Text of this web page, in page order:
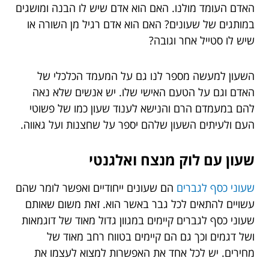
האדם העומד מולנו. האם הוא אדם שיש לו הבנה ומושגים
במותגים של שעונים? האם הוא אדם רגיל מן השורה או
שיש לו סטייל אחר וגובה?
השעון למעשה מספר לנו גם על המעמד הכלכלי של
האדם וגם על הטעם האישי שלו. יש אנשים שלא נאה
להם במעמדם הרם והנישא לענוד שעון כמו של פשוטי
העם ולעיתים השעון שלהם יספר על שחצנות ועל גאווה.
שעון עם לוק מנצח ואלגנטי
שעוני כסף לגברים הם שעונים ייחודיים ואפשר לומר שהם
עשויים להתאים לכל גבר באשר הוא. זאת משום שאותם
שעוני כסף לגברים קיימים במגוון גדול מאוד של דוגמאות
ושל דגמים וכך גם הם קיימים בטווח רחב מאוד של
מחירים. יש לכל אחד את האפשרות למצוא לעצמו את